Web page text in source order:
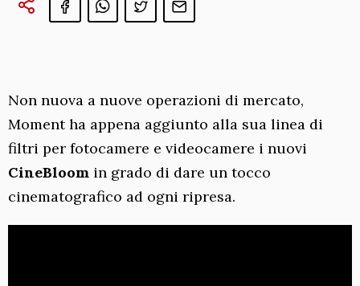
Non nuova a nuove operazioni di mercato,
Moment ha appena aggiunto alla sua linea di
filtri per fotocamere e videocamere i nuovi
CineBloom in grado di dare un tocco
cinematografico ad ogni ripresa.